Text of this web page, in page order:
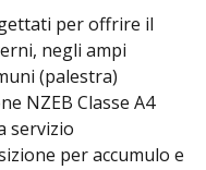
per offrire il
negli ampi
(palestra)
NZEB Classe A4
servizio
per accumulo e